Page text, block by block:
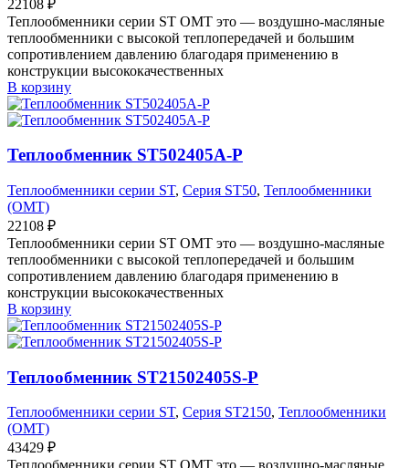
22108 ₽
Теплообменники серии ST OMT это — воздушно-масляные
теплообменники с высокой теплопередачей и большим
сопротивлением давлению благодаря применению в
конструкции высококачественных
В корзину
Теплообменник ST502405A-P
Теплообменники серии ST, Серия ST50, Теплообменники
(OMT)
22108 ₽
Теплообменники серии ST OMT это — воздушно-масляные
теплообменники с высокой теплопередачей и большим
сопротивлением давлению благодаря применению в
конструкции высококачественных
В корзину
Теплообменник ST21502405S-P
Теплообменники серии ST, Серия ST2150, Теплообменники
(OMT)
43429 ₽